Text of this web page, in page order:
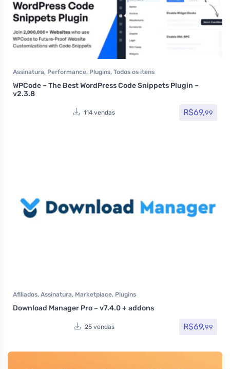
Assinatura, Performance, Plugins, Todos os itens
WPCode – The Best WordPress Code Snippets Plugin –
v2.3.8
114 vendas R$69,99
Afiliados, Assinatura, Marketplace, Plugins
Download Manager Pro – v7.4.0 + addons
25 vendas R$69,99